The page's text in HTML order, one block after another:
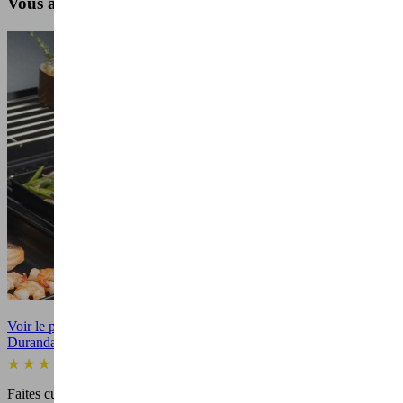
Voir le produit
Durandal Selection Plaque barbecue 1.5 Litres | Petit...
Faites cuire tous les aliments même les plus petits simplement et